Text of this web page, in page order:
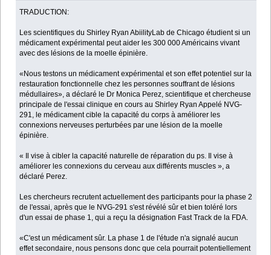
TRADUCTION:
Les scientifiques du Shirley Ryan AbiilityLab de Chicago étudient si un
médicament expérimental peut aider les 300 000 Américains vivant
avec des lésions de la moelle épinière.
«Nous testons un médicament expérimental et son effet potentiel sur la
restauration fonctionnelle chez les personnes souffrant de lésions
médullaires», a déclaré le Dr Monica Perez, scientifique et chercheuse
principale de l'essai clinique en cours au Shirley Ryan Appelé NVG-
291, le médicament cible la capacité du corps à améliorer les
connexions nerveuses perturbées par une lésion de la moelle
épinière.
« Il vise à cibler la capacité naturelle de réparation du ps. Il vise à
améliorer les connexions du cerveau aux différents muscles », a
déclaré Perez.
Les chercheurs recrutent actuellement des participants pour la phase 2
de l'essai, après que le NVG-291 s'est révélé sûr et bien toléré lors
d'un essai de phase 1, qui a reçu la désignation Fast Track de la FDA.
«C'est un médicament sûr. La phase 1 de l'étude n'a signalé aucun
effet secondaire, nous pensons donc que cela pourrait potentiellement